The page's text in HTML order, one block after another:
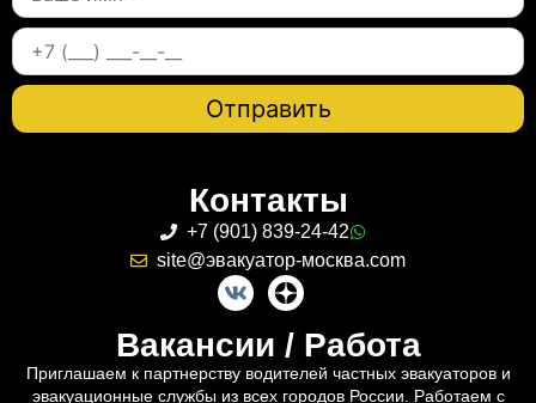
Контакты
+7 (901) 839-24-42
site@эвакуатор-москва.com
Вакансии / Работа
Приглашаем к партнерству водителей частных эвакуаторов и
эвакуационные службы из всех городов России. Работаем с